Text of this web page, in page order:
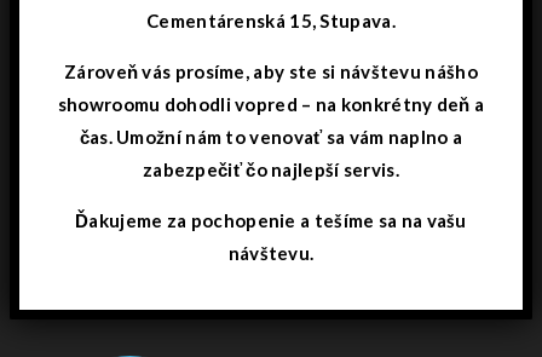
Cementárenská 15, Stupava.
Zároveň vás prosíme, aby ste si návštevu nášho
showroomu dohodli vopred – na konkrétny deň a
čas. Umožní nám to venovať sa vám naplno a
zabezpečiť čo najlepší servis.
Ďakujeme za pochopenie a tešíme sa na vašu
návštevu.